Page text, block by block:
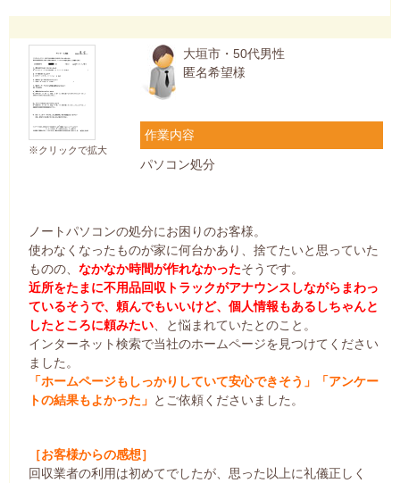
※クリックで拡大
大垣市・50代男性
匿名希望様
作業内容
パソコン処分
ノートパソコンの処分にお困りのお客様。
使わなくなったものが家に何台かあり、捨てたいと思っていた
ものの、 なかなか時間が作れなかったそうです。
近所をたまに不用品回収トラックがアナウンスしながらまわっ
ているそうで、頼んでもいいけど、個人情報もあるしちゃんと
したところに頼みたい、と悩まれていたとのこと。
インターネット検索で当社のホームページを見つけてください
ました。
「ホームページもしっかりしていて安心できそう」「アンケー
トの結果もよかった」 とご依頼くださいました。
［お客様からの感想］
回収業者の利用は初めてでしたが、思った以上に礼儀正しく